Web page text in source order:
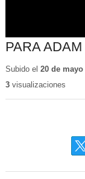
PARA ADAM
Subido el 20 de mayo
3visualizaciones